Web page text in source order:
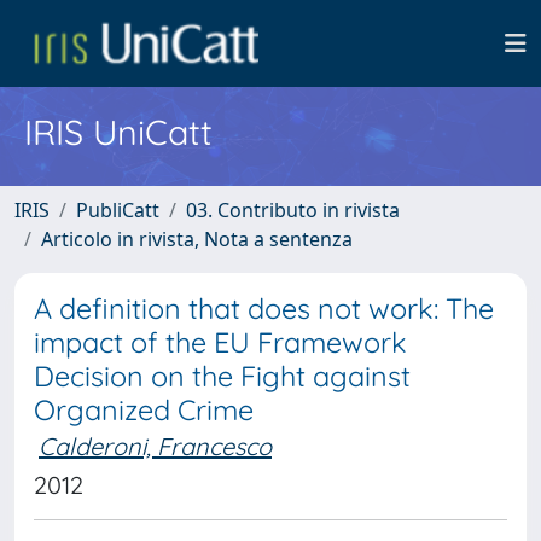
IRIS UniCatt
IRIS PubliCatt
03. Contributo in rivista
Articolo in rivista, Nota a sentenza
A definition that does not work: The
impact of the EU Framework
Decision on the Fight against
Organized Crime
Calderoni, Francesco
2012